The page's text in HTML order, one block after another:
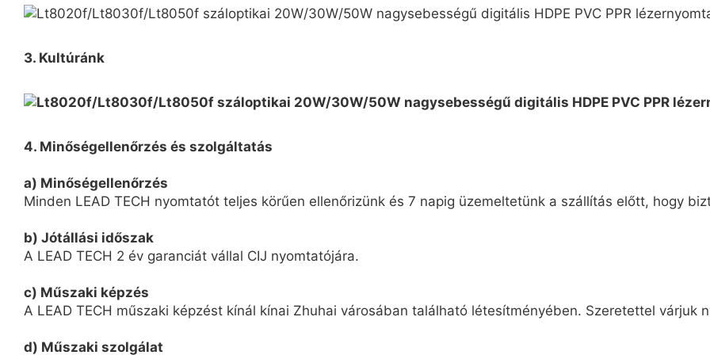
3. Kultúránk
4. Minőségellenőrzés és szolgáltatás
a) Minőségellenőrzés
Minden LEAD TECH nyomtatót teljes körűen ellenőrizünk és 7 napig üzemeltetünk a szállítás előtt, hogy
b) Jótállási időszak
A LEAD TECH 2 év garanciát vállal CIJ nyomtatójára.
c) Műszaki képzés
A LEAD TECH műszaki képzést kínál kínai Zhuhai városában található létesítményében. Szeretettel várjuk
d) Műszaki szolgálat